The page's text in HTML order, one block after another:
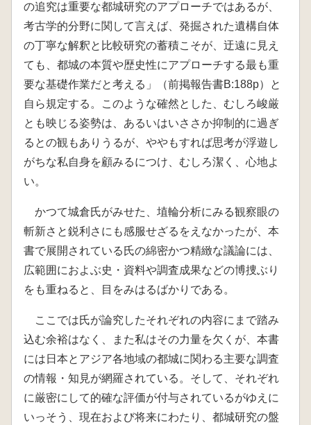
の追究は重要な都城研究のアプローチではあるが、
考古学的分野に関して言えば、発掘された遺構自体
の丁寧な解釈と比較研究の蓄積こそが、迂遠に見え
ても、都城の本質や歴史性にアプローチする最も重
要な基礎作業だと考える」（前掲報告書B:188p）と
自ら規定する。このような確然とした、むしろ峻厳
とも映じる姿勢は、あるいはいささか抑制的に過ぎ
るとの観もありうるが、ややもすれば思考が浮遊し
がちな私自身を顧みるにつけ、むしろ潔く、心地よ
い。
かつて城倉氏がみせた、埴輪分析にみる観察眼の
斬新さと鋭利さにも感服せざるをえなかったが、本
書で展開されている氏の綿密かつ精緻な議論には、
広範囲におよぶ史・資料や調査成果などの博捜ぶり
をも重ねると、目をみはるばかりである。
ここでは氏が論究したそれぞれの内容にまで踏み
込む余裕はなく、また私はその力量を欠くが、本書
には日本とアジア各地域の都城に関わる主要な調査
の情報・知見が網羅されている。そして、それぞれ
に厳密にして的確な評価が付与されているがゆえに
いっそう、現在および将来にわたり、都城研究の盤